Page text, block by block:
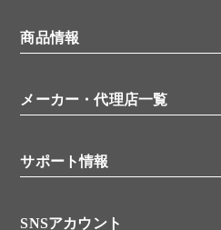
ELISA/ELISpot検索
品番検索
無料サンプル
ウェビナー （オンラインセミナー）
学会・展示スケジュール
商品情報
抗体
シグナル伝達
糖類／レクチン
メーカー・代理店一覧
代理店
サポート情報
SNSアカウント